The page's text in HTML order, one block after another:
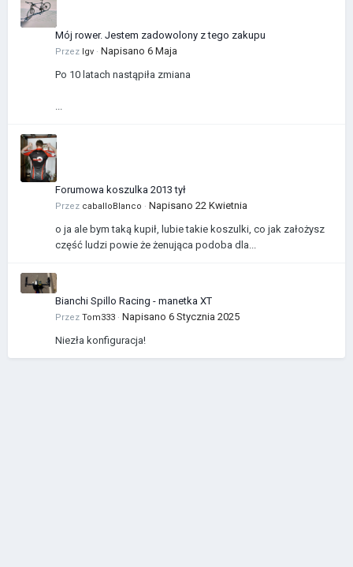
Mój rower. Jestem zadowolony z tego zakupu
Przez Igv · Napisano 6 Maja
Po 10 latach nastąpiła zmiana
Forumowa koszulka 2013 tył
Przez caballoBlanco · Napisano 22 Kwietnia
o ja ale bym taką kupił, lubie takie koszulki, co jak założysz
część ludzi powie że żenująca podoba dla...
Bianchi Spillo Racing - manetka XT
Przez Tom333 · Napisano 6 Stycznia 2025
Niezła konfiguracja!